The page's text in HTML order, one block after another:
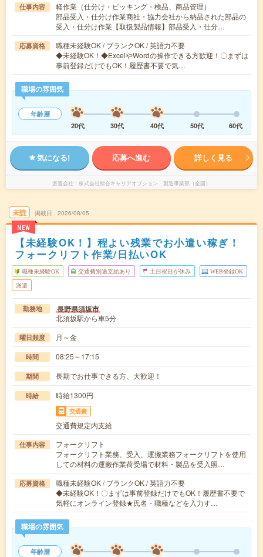
仕事内容
軽作業（仕分け・ピッキング・検品、商品管理）
部品受入・仕分け作業商社・協力会社から納品された部品の
受入・仕分け作業【取扱製品情報】部品受入・仕分…
応募資格
職種未経験OK / ブランクOK / 英語力不要
◆未経験OK！◆ExcelやWordの操作できる方歓迎！〇まずは
事前登録だけでもOK！履歴書不要で気…
職場の雰囲気
年齢層
20代
30代 40代 50代 60代
気になる! 応募へ進む 詳しく見る
派遣会社 株式会社綜合キャリアオプション 製造事業部（全国）
未読
NEW
掲載日 2026/08/05
【未経験OK！】程よい残業でお小遣い稼ぎ！
フォークリフト作業/日払いOK
職種未経験OK 交通費別途支給あり 土日祝日が休み WEB登録OK
派遣
勤務地 長野県須坂市
北須坂駅から車5分
曜日頻度 月～金
時間 08:25～17:15
期間 長期でお仕事できる方、大歓迎！
時給 時給1300円
交通費
交通費規定内支給
仕事内容
フォークリフト
フォークリフト業務、受入、運搬業務フォークリフトを使用
しての材料の運搬作業荷受場で材料・製品を受入照…
応募資格
職種未経験OK / ブランクOK / 英語力不要
◆未経験OK！〇まずは事前登録だけでもOK！履歴書不要で
気軽にオンライン登録★氏名・職種などを入力す…
職場の雰囲気
年齢層